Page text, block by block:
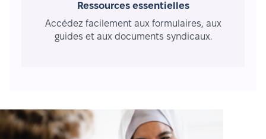
Ressources essentielles
Accédez facilement aux formulaires, aux
guides et aux documents syndicaux.